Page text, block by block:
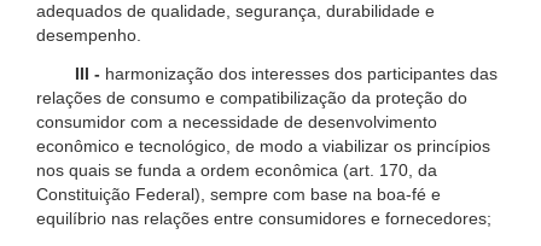
adequados de qualidade, segurança, durabilidade e
desempenho.
III - harmonização dos interesses dos participantes das
relações de consumo e compatibilização da proteção do
consumidor com a necessidade de desenvolvimento
econômico e tecnológico, de modo a viabilizar os princípios
nos quais se funda a ordem econômica (art. 170, da
Constituição Federal), sempre com base na boa-fé e
equilíbrio nas relações entre consumidores e fornecedores;